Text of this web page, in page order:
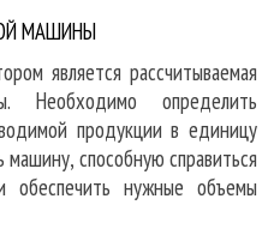
МАШИНЫ
является рассчитываемая
Необходимо определить
продукции в единицу
способную справиться
обеспечить нужные объемы